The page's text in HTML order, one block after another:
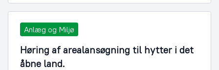
Anlæg og Miljø
Høring af arealansøgning til hytter i det
åbne land.